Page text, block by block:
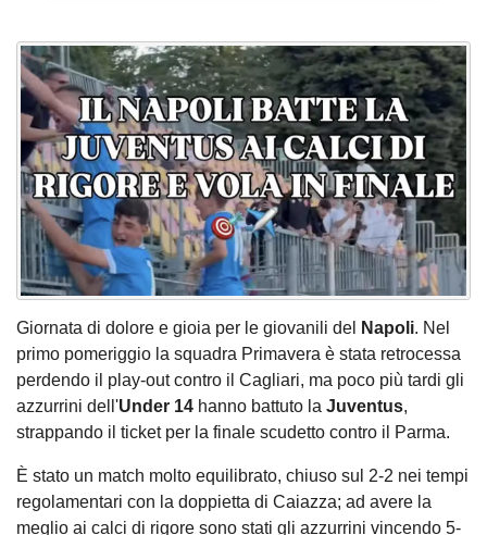
Giornata di dolore e gioia per le giovanili del Napoli. Nel
primo pomeriggio la squadra Primavera è stata retrocessa
perdendo il play-out contro il Cagliari, ma poco più tardi gli
azzurrini dell'Under 14 hanno battuto la Juventus,
strappando il ticket per la finale scudetto contro il Parma.
È stato un match molto equilibrato, chiuso sul 2-2 nei tempi
regolamentari con la doppietta di Caiazza; ad avere la
meglio ai calci di rigore sono stati gli azzurrini vincendo 5-